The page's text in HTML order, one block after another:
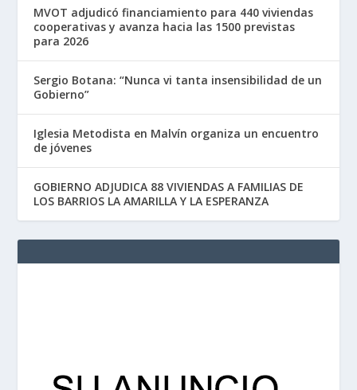
MVOT adjudicó financiamiento para 440 viviendas
cooperativas y avanza hacia las 1500 previstas
para 2026
Sergio Botana: “Nunca vi tanta insensibilidad de un
Gobierno”
Iglesia Metodista en Malvín organiza un encuentro
de jóvenes
GOBIERNO ADJUDICA 88 VIVIENDAS A FAMILIAS DE
LOS BARRIOS LA AMARILLA Y LA ESPERANZA